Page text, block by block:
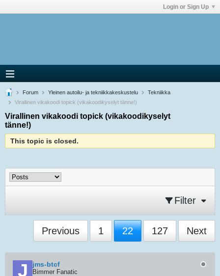
Login or Sign Up
Forum Yleinen autoilu- ja tekniikkakeskustelu
Tekniikka
Virallinen vikakoodi topick (vikakoodikyselyt tänne!)
Virallinen vikakoodi topick (vikakoodikyselyt
tänne!)
This topic is closed.
Filter
Previous 1 22 127 Next
jms-btcf
Bimmer Fanatic